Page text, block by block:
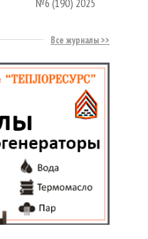
Все журналы